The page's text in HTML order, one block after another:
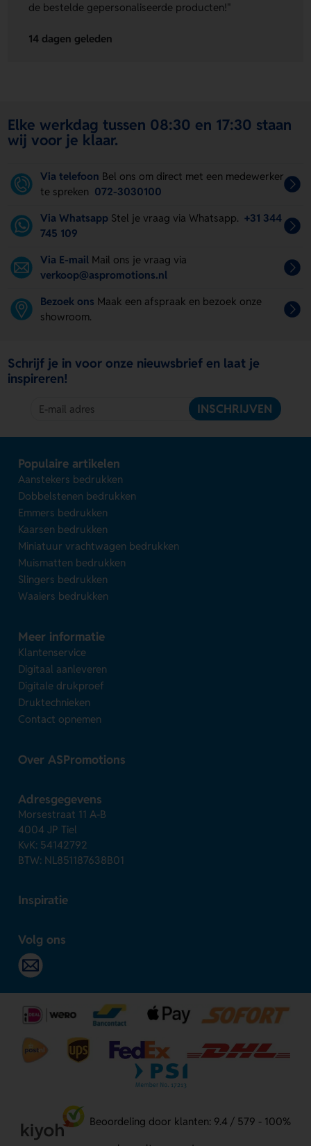
de bestelde gepersonaliseerde producten!"
14 dagen geleden
Elke werkdag tussen 08:30 en 17:30 staan
wij voor je klaar.
Via telefoon Bel ons om direct met een medewerker
te spreken 072-3030100
Via Whatsapp Stel je vraag via Whatsapp. +31 344
745 109
Via E-mail Mail ons je vraag via
verkoop@aspromotions.nl
Bezoek ons Maak een afspraak en bezoek onze
showroom.
Schrijf je in voor onze nieuwsbrief en laat je
inspireren!
INSCHRIJVEN
Populaire artikelen
Aanstekers bedrukken
Dobbelstenen bedrukken
Emmers bedrukken
Kaarsen bedrukken
Miniatuur vrachtwagen bedrukken
Muismatten bedrukken
Slingers bedrukken
Waaiers bedrukken
Meer informatie
Klantenservice
Digitaal aanleveren
Digitale drukproef
Druktechnieken
Contact opnemen
Over ASPromotions
Adresgegevens
Morsestraat 11 A-B
4004 JP Tiel
KvK: 54142792
BTW: NL851187638B01
Inspiratie
Volg ons
Beoordeling door klanten: 9.4 / 579 - 100%